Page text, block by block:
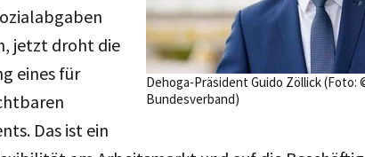
Dehoga-Präsident Guido Zöllick (Foto:
Bundesverband)
jetzt droht die
eines für
Das ist ein